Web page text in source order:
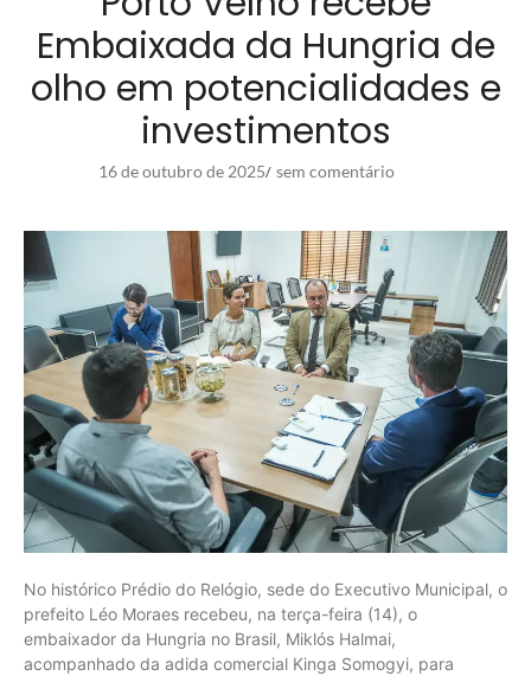
Embaixada da Hungria de
olho em potencialidades e
investimentos
16 de outubro de 2025/ sem comentário
No histórico Prédio do Relógio, sede do Executivo Municipal, o
prefeito Léo Moraes recebeu, na terça-feira (14), o
embaixador da Hungria no Brasil, Miklós Halmai,
acompanhado da adida comercial Kinga Somogyi, para